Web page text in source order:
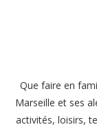
Que faire en
Marseille et ses
activités, loisirs,